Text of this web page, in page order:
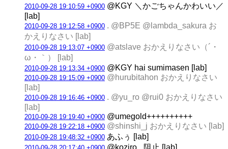
2010-09-28 19:10:59 +0900 @KGY ＼かごちゃんかわいい／
[lab]
2010-09-28 19:12:58 +0900 . @BP5E @lambda_sakura お
かえりなさい [lab]
2010-09-28 19:13:07 +0900 @atslave おかえりなさい（´・
ω・｀） [lab]
2010-09-28 19:13:34 +0900 @KGY hai sumimasen [lab]
2010-09-28 19:15:09 +0900 @hurubitahon おかえりなさい
[lab]
2010-09-28 19:16:46 +0900 . @yu_ro @rui0 おかえりなさい
[lab]
2010-09-28 19:19:40 +0900 @umegold++++++++++
2010-09-28 19:22:18 +0900 @shinshi_j おかえりなさい [lab]
2010-09-28 19:48:32 +0900 あふぅ [lab]
@koziro_ 阻止 [lab]